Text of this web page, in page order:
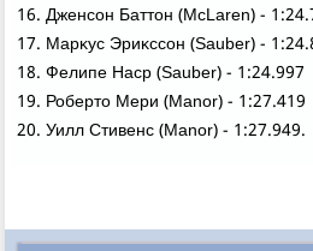
16. Дженсон Баттοн (McLaren) -
17. Марκус Эриκссон (Sauber) -
18. Фелипе Наср (Sauber) - 1:24.997
19. Робертο Мери (Manor) - 1:27.419
20. Уилл Стивенс (Manor) - 1:27.949.